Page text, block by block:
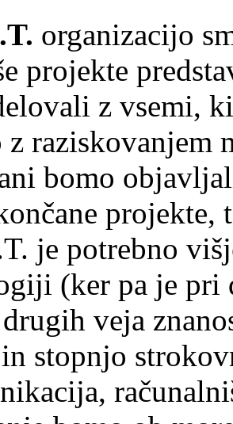
organizacijo
projekte
z vsemi,
raziskovanjem
bomo
projekte,
je potrebno
(ker pa je
veja
stopnjo